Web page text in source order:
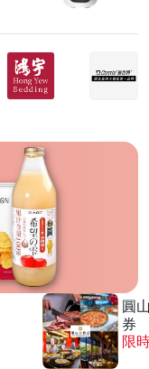
圓
券
限